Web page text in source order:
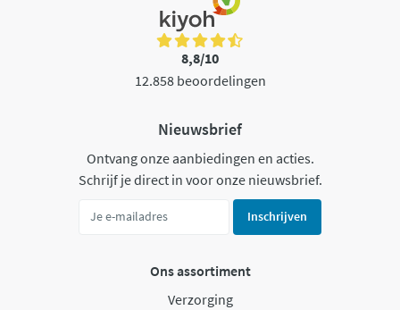
8,8/10
12.858 beoordelingen
Nieuwsbrief
Ontvang onze aanbiedingen en acties.
Schrijf je direct in voor onze nieuwsbrief.
Inschrijven
Ons assortiment
Verzorging